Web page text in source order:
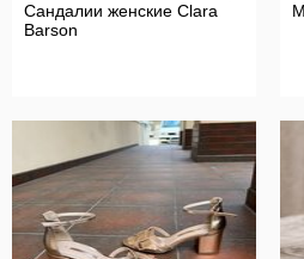
Сандалии женские Clara
Barson